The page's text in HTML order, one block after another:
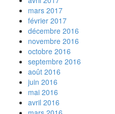
mars 2017
février 2017
décembre 2016
novembre 2016
octobre 2016
septembre 2016
août 2016
juin 2016
mai 2016
avril 2016